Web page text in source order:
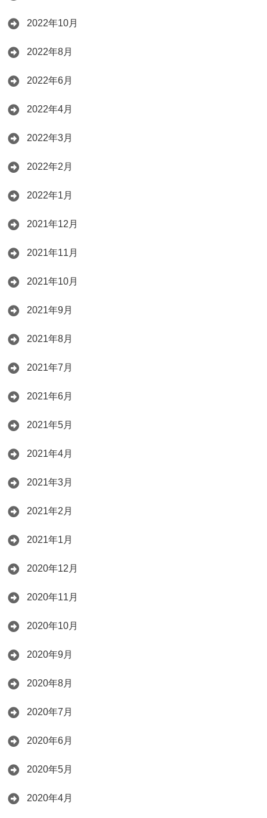
2022年10月
2022年8月
2022年6月
2022年4月
2022年3月
2022年2月
2022年1月
2021年12月
2021年11月
2021年10月
2021年9月
2021年8月
2021年7月
2021年6月
2021年5月
2021年4月
2021年3月
2021年2月
2021年1月
2020年12月
2020年11月
2020年10月
2020年9月
2020年8月
2020年7月
2020年6月
2020年5月
2020年4月